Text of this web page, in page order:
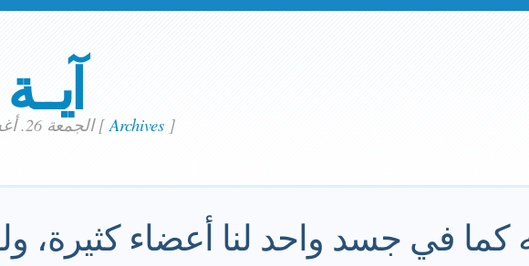
الجمعة 26. أغسطس 2022[Archives]
كما في جسد واحد لنا أعضاء كثيرة،